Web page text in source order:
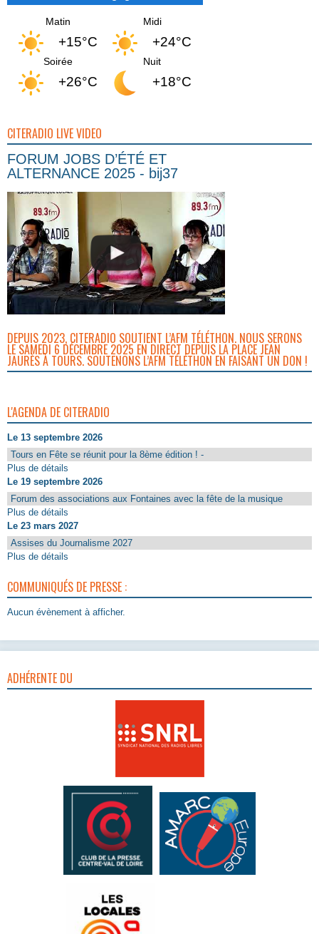
Matin
+15°C
Midi
+24°C
Soirée
+26°C
Nuit
+18°C
CITERADIO LIVE VIDEO
FORUM JOBS D’ÉTÉ ET
ALTERNANCE 2025 - bij37
DEPUIS 2023, CITERADIO SOUTIENT L’AFM TÉLÉTHON. NOUS SERONS
LE SAMEDI 6 DÉCEMBRE 2025 EN DIRECT DEPUIS LA PLACE JEAN
JAURÈS À TOURS. SOUTENONS L’AFM TÉLÉTHON EN FAISANT UN DON !
L'AGENDA DE CITERADIO
Le 13 septembre 2026
Tours en Fête se réunit pour la 8ème édition ! -
Plus de détails
Le 19 septembre 2026
Forum des associations aux Fontaines avec la fête de la musique
Plus de détails
Le 23 mars 2027
Assises du Journalisme 2027
Plus de détails
COMMUNIQUÉS DE PRESSE :
Aucun évènement à afficher.
ADHÉRENTE DU